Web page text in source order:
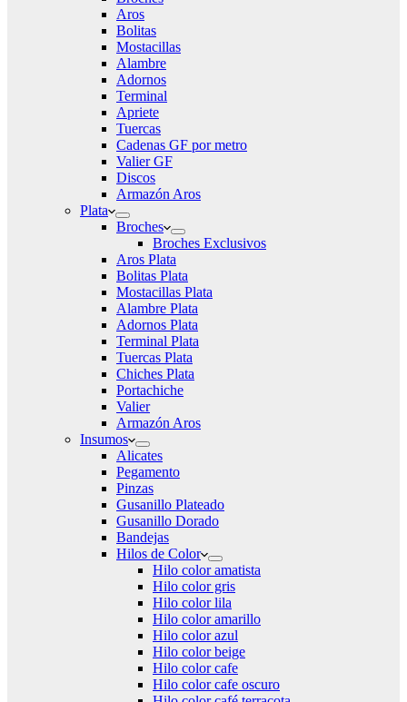
Aros
Bolitas
Mostacillas
Alambre
Adornos
Terminal
Apriete
Tuercas
Cadenas GF por metro
Valier GF
Discos
Armazón Aros
Plata
Broches
Broches Exclusivos
Aros Plata
Bolitas Plata
Mostacillas Plata
Alambre Plata
Adornos Plata
Terminal Plata
Tuercas Plata
Chiches Plata
Portachiche
Valier
Armazón Aros
Insumos
Alicates
Pegamento
Pinzas
Gusanillo Plateado
Gusanillo Dorado
Bandejas
Hilos de Color
Hilo color amatista
Hilo color gris
Hilo color lila
Hilo color amarillo
Hilo color azul
Hilo color beige
Hilo color cafe
Hilo color cafe oscuro